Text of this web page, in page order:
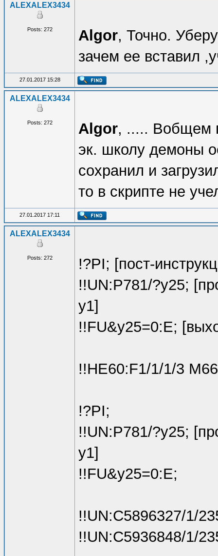
ALEXALEX3434
Posts: 272 Algor, Точно.
зачем ее вставил
27.01.2017 15:28
ALEXALEX3434
Posts: 272 Algor, ..... Вобщем
эк. школу демоны
сохранил и
то в скрипте не
27.01.2017 17:11
ALEXALEX3434
Posts: 272
!?PI; [пост-
!!UN:P781/?y25;
y1]
!!FU&y25=0:E;
!!HE60:F1/1/1/3
!?PI;
!!UN:P781/?y25;
y1]
!!FU&y25=0:E;
!!UN:C5896327/1/
!!UN:C5936848/1/